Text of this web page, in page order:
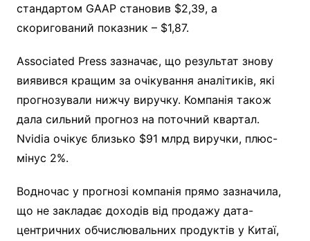
стандартом GAAP становив $2,39, а
скоригований показник – $1,87.
Associated Press зазначає, що результат знову
виявився кращим за очікування аналітиків, які
прогнозували нижчу виручку. Компанія також
дала сильний прогноз на поточний квартал.
Nvidia очікує близько $91 млрд виручки, плюс-
мінус 2%.
Водночас у прогнозі компанія прямо зазначила,
що не закладає доходів від продажу дата-
центричних обчислювальних продуктів у Китаї,